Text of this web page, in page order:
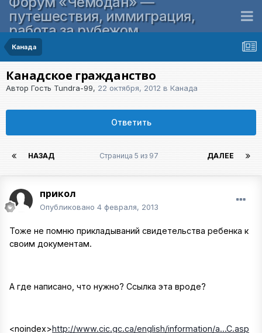
путешествия, иммиграция,
работа за рубежом
Канада
Канадское гражданство
Автор Гость Tundra-99, 22 октября, 2012 в Канада
Ответить
НАЗАД ДАЛЕЕ
Страница 5 из 97
прикол
Опубликовано 4 февраля, 2013
Тоже не помню прикладываний свидетельства ребенка к
своим документам.
А где написано, что нужно? Ссылка эта вроде?
<noindex>http://www.cic.gc.ca/english/information/a...C.asp